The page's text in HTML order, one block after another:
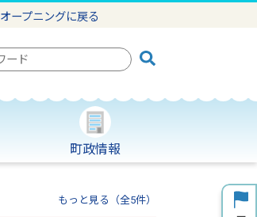
オープニングに戻る
町政情報
もっと見る（全5件）